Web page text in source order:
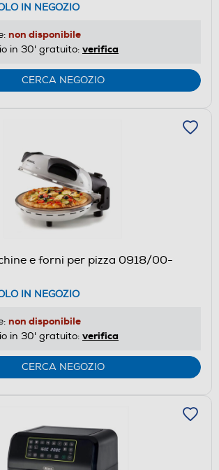
IN NEGOZIO
non disponibile
in 30' gratuito: verifica
CERCA NEGOZIO
e forni per pizza 0918/00-
IN NEGOZIO
non disponibile
in 30' gratuito: verifica
CERCA NEGOZIO